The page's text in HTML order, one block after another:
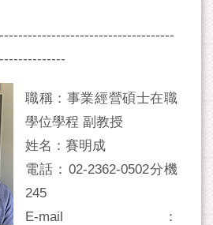
職稱：事業經營碩士在職
學位學程 副教授
姓名：賽明成
電話：02-2362-0502分機
245
E-mail：